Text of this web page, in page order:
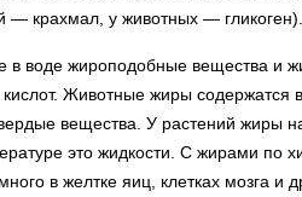
— крахмал, у животных — гликоген).
в воде жироподобные вещества и
Животные жиры содержатся
вещества. У растений жиры
это жидкости. С жирами по
в желтке яиц, клетках мозга и